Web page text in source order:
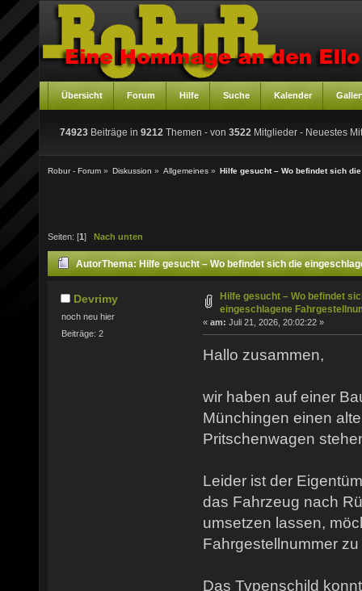
Übersicht Forum Hilfe Suche Kalender
74923 Beiträge in 9212 Themen - von 3522 Mitglieder - Neuestes
Robur - Forum » Diskussion » Allgemeines » Hilfe gesucht – Wo befindet sich
Seiten: [1 ] Nach unten
AutorThema: Hilfe gesucht – Wo befindet sich die
Devrimy
noch neu hier
Beiträge: 2
Hilfe gesucht – Wo befindet
eingeschlagene
« am: Juli 21, 2026, 20:02:22 »
Hallo zusammen,
wir haben auf einer
Münchingen einen
Pritschenwagen
Leider ist der
das Fahrzeug nach
umsetzen lassen,
Fahrgestellnummer
Das Typenschild